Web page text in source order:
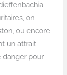
on
ou encore
un attrait
danger pour